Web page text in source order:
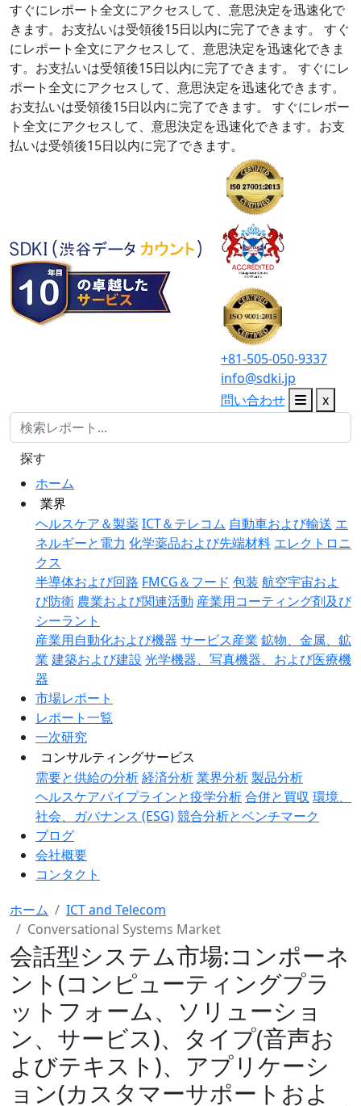
すぐにレポート全文にアクセスして、意思決定を迅速化で
きます。お支払いは受領後15日以内に完了できます。
すぐ
にレポート全文にアクセスして、意思決定を迅速化できま
す。お支払いは受領後15日以内に完了できます。
すぐにレ
ポート全文にアクセスして、意思決定を迅速化できます。
お支払いは受領後15日以内に完了できます。
すぐにレポー
ト全文にアクセスして、意思決定を迅速化できます。お支
払いは受領後15日以内に完了できます。
+81-505-050-9337
info@sdki.jp
問い合わせ
x
ホーム
業界
ヘルスケア＆製薬ICT＆テレコム 自動車および輸送 エ
ネルギーと電力 化学薬品および先端材料 エレクトロニ
クス
半導体および回路 FMCG＆フード 包装 航空宇宙およ
び防衛 農業および関連活動 産業用コーティング剤及び
シーラント
産業用自動化および機器 サービス産業 鉱物、金属、鉱
業 建築および建設 光学機器、写真機器、および医療機
器
市場レポート
レポート一覧
一次研究
コンサルティングサービス
需要と供給の分析経済分析業界分析製品分析
ヘルスケアパイプラインと疫学分析合併と買収 環境、
社会、ガバナンス (ESG)競合分析とベンチマーク
ブログ
会社概要
コンタクト
探す
ホーム
ICT and Telecom
Conversational Systems Market
会話型システム市場:コンポーネ
ント(コンピューティングプラ
ットフォーム、ソリューショ
ン、サービス)、タイプ(音声お
よびテキスト)、アプリケーシ
ョン(カスタマーサポートおよ